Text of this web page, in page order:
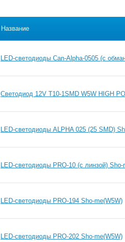
Название
LED-светодиоды Can-Alpha-0505 (с
Светодиод 12V T10-1SMD W5W HIGH
LED-светодиоды ALPHA 025 (25 SMD)
LED-светодиоды PRO-10 (с линзой) Sho-
LED-светодиоды PRO-194 Sho-me(W5W)
LED-светодиоды PRO-202 Sho-me(W5W)